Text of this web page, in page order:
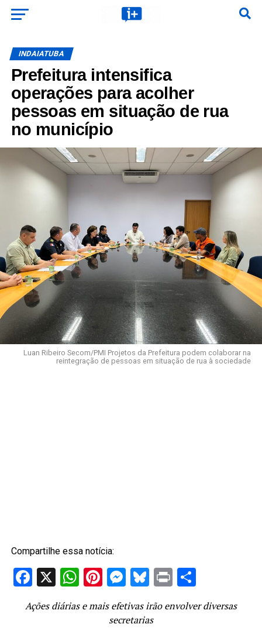
INDAIATUBA
Prefeitura intensifica
operações para acolher
pessoas em situação de rua
no município
Luan Ribeiro Secom/PMI Projetos da Prefeitura podem colaborar na
reintegração de pessoas em situação de rua à sociedade
Compartilhe essa notícia:
Facebook
X WhatsApp
Pinterest
Messenger
Bluesky
PrintShare
Ações diárias e mais efetivas irão envolver diversas
secretarias